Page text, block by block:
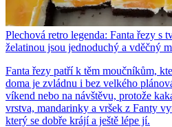
Plechová retro legenda: Fanta řezy s
želatinou jsou jednoduchý a vděčný
Fanta řezy patří k těm moučníkům,
doma je zvládnu i bez velkého
víkend nebo na návštěvu, protože
vrstva, mandarinky a vršek z Fanty
který se dobře krájí a ještě lépe jí.